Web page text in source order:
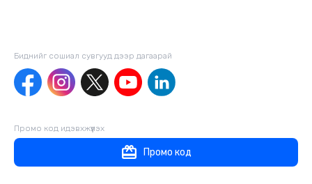
Биднийг сошиал сувгууд дээр дагаaрай
Промо код идэвхжүүлэх
Промо код